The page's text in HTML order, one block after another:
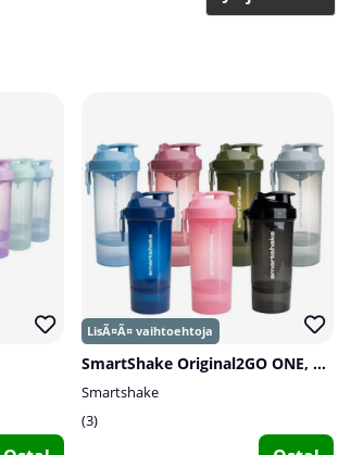
SmartShake Original2GO ONE, 800 ml
Smartshake
3